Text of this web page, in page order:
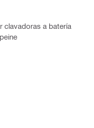
clavadoras a batería